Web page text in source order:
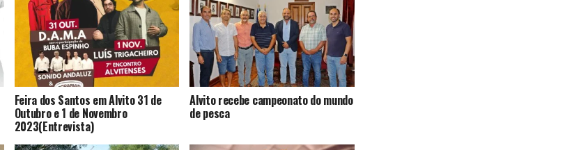
Feira dos Santos em Alvito 31 de
Outubro e 1 de Novembro
2023(Entrevista)
Alvito recebe campeonato do mundo
de pesca